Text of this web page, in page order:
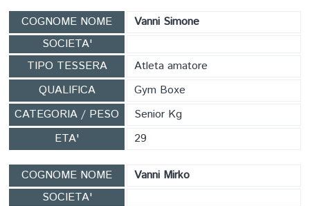
COGNOME NOME
Vanni Simone
SOCIETA'
TIPO TESSERA
Atleta amatore
QUALIFICA
Gym Boxe
CATEGORIA / PESO
Senior Kg
ETA'
29
COGNOME NOME
Vanni Mirko
SOCIETA'